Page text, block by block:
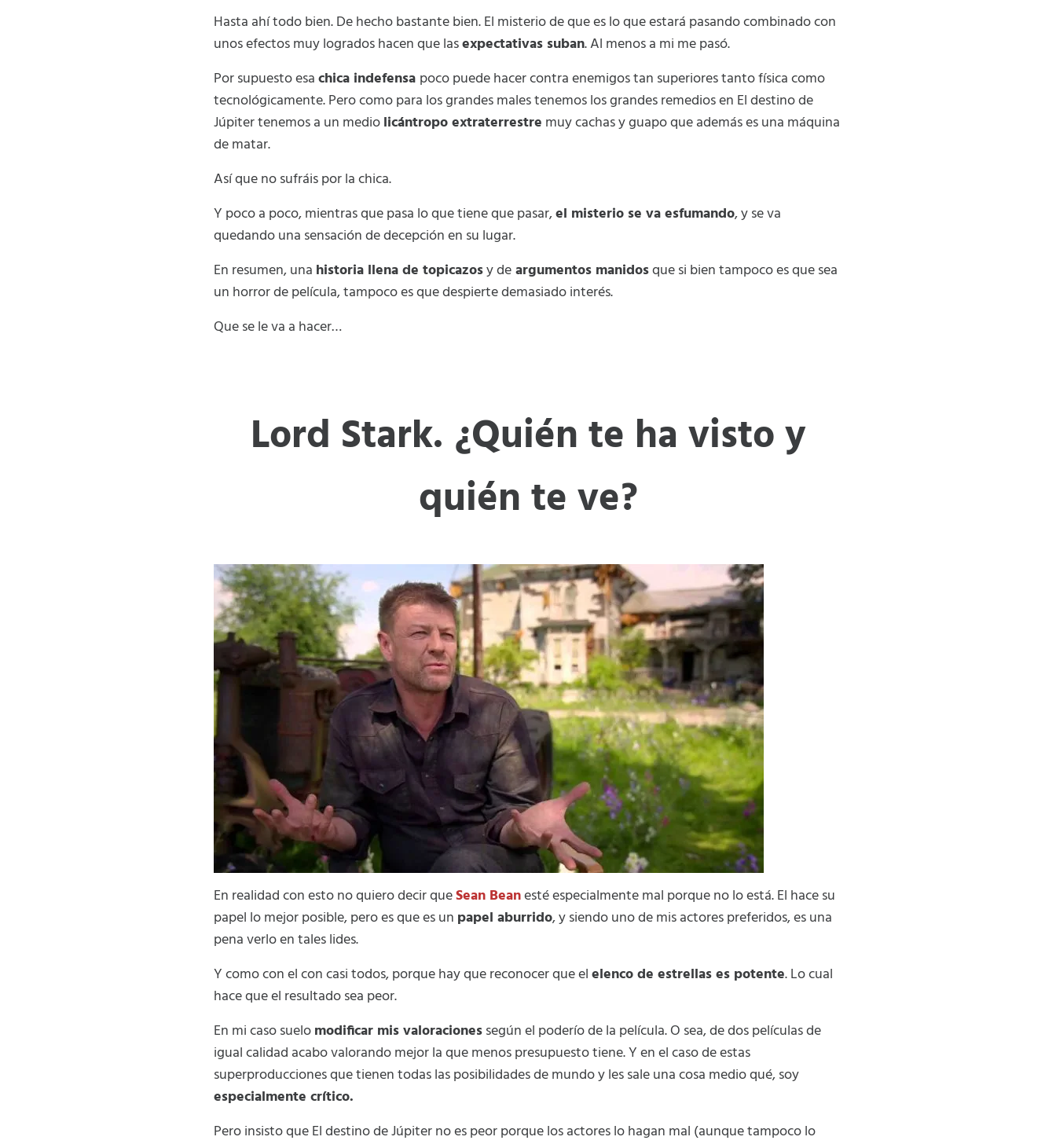
Hasta ahí todo bien. De hecho bastante bien. El misterio de que es lo que estará pasando combinado con
unos efectos muy logrados hacen que lasexpectativas suban. Al menos a mi me pasó.
Por supuesto esachica indefensa poco puede hacer contra enemigos tan superiores tanto física como
tecnológicamente. Pero como para los grandes males tenemos los grandes remedios en El destino de
Júpiter tenemos a un mediolicántropo extraterrestre muy cachas y guapo que además es una máquina
de matar.
Así que no sufráis por la chica.
Y poco a poco, mientras que pasa lo que tiene que pasar,el misterio se va esfumando, y se va
quedando una sensación de decepción en su lugar.
En resumen, una historia llena de topicazosy deargumentos manidosque si bien tampoco es que sea
un horror de película, tampoco es que despierte demasiado interés.
Que se le va a hacer…
Lord Stark. ¿Quién te ha visto y
quién te ve?
En realidad con esto no quiero decir queSean Beanesté especialmente mal porque no lo está. El hace su
papel lo mejor posible, pero es que es un papel aburrido, y siendo uno de mis actores preferidos, es una
pena verlo en tales lides.
Y como con el con casi todos, porque hay que reconocer que elelenco de estrellas es potente. Lo cual
hace que el resultado sea peor.
En mi caso suelomodificar mis valoracionessegún el poderío de la película. O sea, de dos películas de
igual calidad acabo valorando mejor la que menos presupuesto tiene. Y en el caso de estas
superproducciones que tienen todas las posibilidades de mundo y les sale una cosa medio qué, soy
especialmente crítico.
Pero insisto que El destino de Júpiter no es peor porque los actores lo hagan mal (aunque tampoco lo